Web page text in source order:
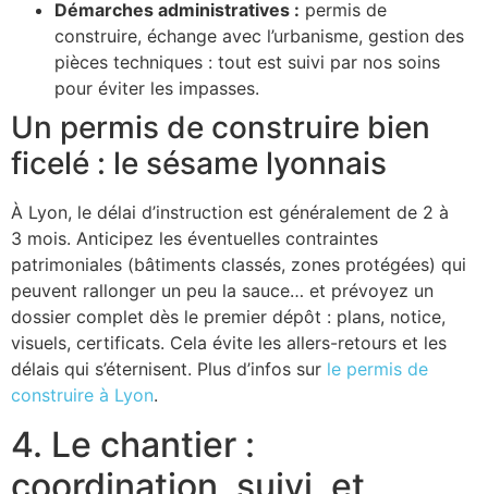
Démarches administratives : permis de
construire, échange avec l’urbanisme, gestion des
pièces techniques : tout est suivi par nos soins
pour éviter les impasses.
Un permis de construire bien
ficelé : le sésame lyonnais
À Lyon, le délai d’instruction est généralement de 2 à
3 mois. Anticipez les éventuelles contraintes
patrimoniales (bâtiments classés, zones protégées) qui
peuvent rallonger un peu la sauce… et prévoyez un
dossier complet dès le premier dépôt : plans, notice,
visuels, certificats. Cela évite les allers-retours et les
délais qui s’éternisent. Plus d’infos sur le permis de
construire à Lyon.
4. Le chantier :
coordination, suivi, et